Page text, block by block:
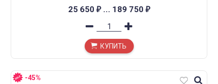
25 650 ₽... 189 750 ₽
КУПИТЬ
-45%